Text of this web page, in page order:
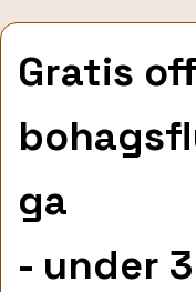
Gratis
ga
- under